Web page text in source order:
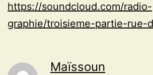
https://soundcloud.com/radio-
graphie/troisieme-partie-rue-
Maïssoun